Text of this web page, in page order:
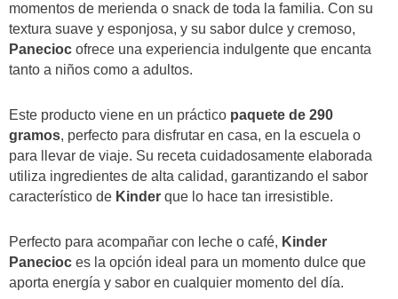
momentos de merienda o snack de toda la familia. Con su
textura suave y esponjosa, y su sabor dulce y cremoso,
Panecioc ofrece una experiencia indulgente que encanta
tanto a niños como a adultos.
Este producto viene en un práctico paquete de 290
gramos, perfecto para disfrutar en casa, en la escuela o
para llevar de viaje. Su receta cuidadosamente elaborada
utiliza ingredientes de alta calidad, garantizando el sabor
característico de Kinder que lo hace tan irresistible.
Perfecto para acompañar con leche o café, Kinder
Panecioc es la opción ideal para un momento dulce que
aporta energía y sabor en cualquier momento del día.